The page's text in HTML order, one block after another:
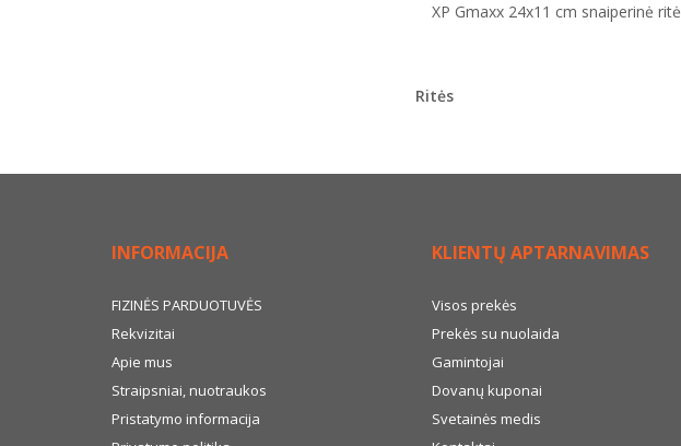
XP Gmaxx 24x11 cm snaiperinė ritė
Ritės
INFORMACIJA
FIZINĖS PARDUOTUVĖS
Rekvizitai
Apie mus
Straipsniai, nuotraukos
Pristatymo informacija
KLIENTŲ APTARNAVIMAS
Visos prekės
Prekės su nuolaida
Gamintojai
Dovanų kuponai
Svetainės medis